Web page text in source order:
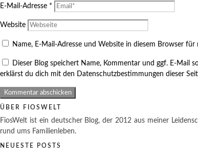
E-Mail-Adresse *
Website
Name, E-Mail-Adresse und Website in diesem Browser
Dieser Blog speichert Name, Kommentar und ggf. E-Mail
erklärst du dich mit den Datenschutzbestimmungen dieser
ÜBER FIOSWELT
FiosWelt ist ein deutscher Blog, der 2012 aus meiner
rund ums Familienleben.
NEUESTE POSTS